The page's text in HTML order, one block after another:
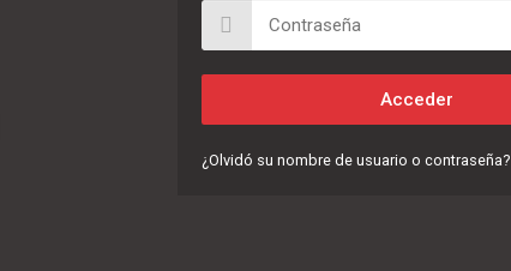
¿Olvidó su nombre de usuario o contraseña?